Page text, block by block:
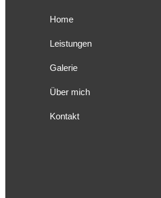
Home
Leistungen
Galerie
Über mich
Kontakt